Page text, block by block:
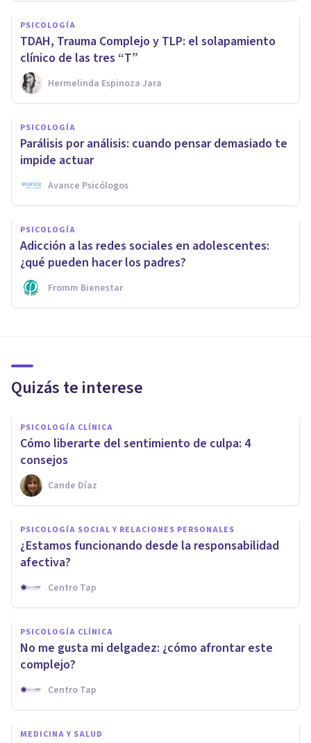
PSICOLOGÍA
TDAH, Trauma Complejo y TLP: el solapamiento
clínico de las tres “T”
Hermelinda Espinoza Jara
PSICOLOGÍA
Parálisis por análisis: cuando pensar demasiado te
impide actuar
Avance Psicólogos
PSICOLOGÍA
Adicción a las redes sociales en adolescentes:
¿qué pueden hacer los padres?
Fromm Bienestar
Quizás te interese
PSICOLOGÍA CLÍNICA
Cómo liberarte del sentimiento de culpa: 4
consejos
Cande Díaz
PSICOLOGÍA SOCIAL Y RELACIONES PERSONALES
¿Estamos funcionando desde la responsabilidad
afectiva?
Centro Tap
PSICOLOGÍA CLÍNICA
No me gusta mi delgadez: ¿cómo afrontar este
complejo?
Centro Tap
MEDICINA Y SALUD